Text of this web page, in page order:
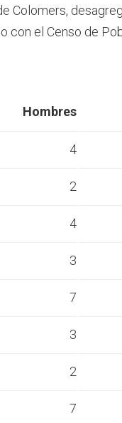
Colomers,
con el Censo de
Hombres
4
2
4
3
7
3
2
7